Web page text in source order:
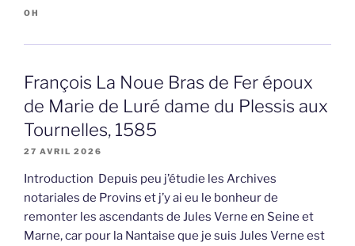
OH
François La Noue Bras de Fer époux
de Marie de Luré dame du Plessis aux
Tournelles, 1585
27 AVRIL 2026
Introduction Depuis peu j’étudie les Archives
notariales de Provins et j’y ai eu le bonheur de
remonter les ascendants de Jules Verne en Seine et
Marne, car pour la Nantaise que je suis Jules Verne est